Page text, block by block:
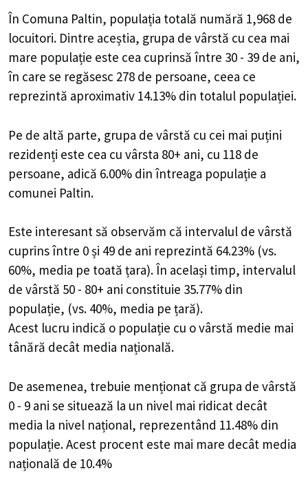
În Comuna Paltin, populația totală numără 1,968 de
locuitori. Dintre aceștia, grupa de vârstă cu cea mai
mare populație este cea cuprinsă între 30 - 39 de ani,
în care se regăsesc 278 de persoane, ceea ce
reprezintă aproximativ 14.13% din totalul populației.
Pe de altă parte, grupa de vârstă cu cei mai puțini
rezidenți este cea cu vârsta 80+ ani, cu 118 de
persoane, adică 6.00% din întreaga populație a
comunei Paltin.
Este interesant să observăm că intervalul de vârstă
cuprins între 0 și 49 de ani reprezintă 64.23% (vs.
60%, media pe toată țara). În același timp, intervalul
de vârstă 50 - 80+ ani constituie 35.77% din
populație, (vs. 40%, media pe țară).
Acest lucru indică o populație cu o vârstă medie mai
tânără decât media națională.
De asemenea, trebuie menționat că grupa de vârstă
0 - 9 ani se situează la un nivel mai ridicat decât
media la nivel național, reprezentând 11.48% din
populație. Acest procent este mai mare decât media
națională de 10.4%